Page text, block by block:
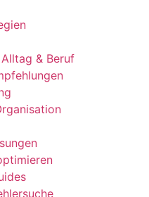
& Beruf